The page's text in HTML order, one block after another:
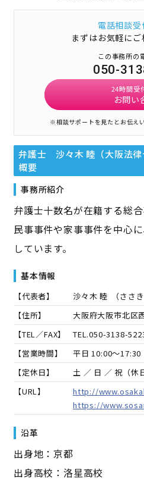
電話相談受
まずはお気軽に
この事務所の
050-
24時間受
お問い
※相談サポートを見たとお伝え
弁護士 沙々木 睦（大阪法律
概要
事務所紹介
弁護士十数名が在籍する総合
民事事件や家事事件を中心
しています。
基本情報
【代表者】 沙々木 睦 （ささ
【住所】
大阪府大阪市北区
【TEL／FAX】
TEL.050-3138-
【営業時間】
平日 10:00～17:30
【定休日】
土 ／ 日 ／ 祝（休
【URL】
http://
https://
沿革
出身地：京都
出身高校：洛星高校